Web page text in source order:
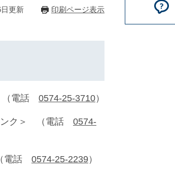
更新 印刷ページ表示
電話 0574-25-3710）
ク＞ （電話 0574-
電話 0574-25-2239）